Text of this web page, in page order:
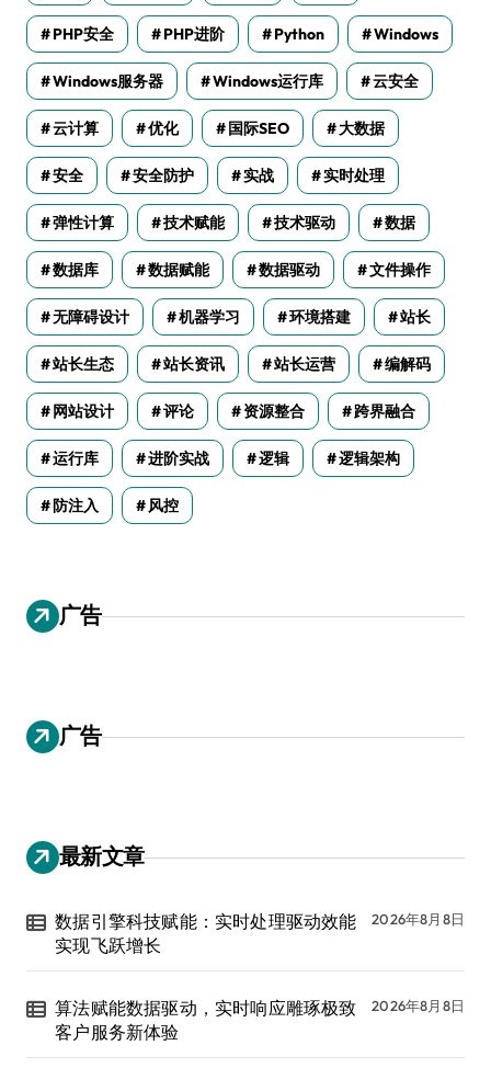
PHP安全 PHP进阶 Python Windows
Windows服务器 Windows运行库 云安全
云计算 优化 国际SEO 大数据
安全 安全防护 实战 实时处理
弹性计算 技术赋能 技术驱动 数据
数据库 数据赋能 数据驱动 文件操作
无障碍设计 机器学习 环境搭建 站长
站长生态 站长资讯 站长运营 编解码
网站设计 评论 资源整合 跨界融合
运行库 进阶实战 逻辑 逻辑架构
防注入 风控
广告
广告
最新文章
数据引擎科技赋能：实时处理驱动效能
实现飞跃增长
2026年8月8日
算法赋能数据驱动，实时响应雕琢极致
客户服务新体验
2026年8月8日